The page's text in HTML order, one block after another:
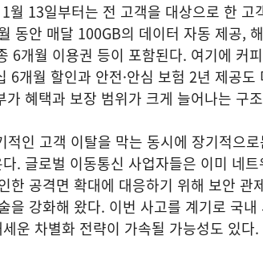
월 13일부터는 전 고객을 대상으로 한 고
동안 매달 100GB의 데이터 자동 제공,
6개월 이용권 등이 포함된다. 여기에 커
6개월 할인과 안전·안심 보험 2년 제공도
혜택과 보장 범위가 크게 늘어나는 구
인 고객 이탈을 막는 동시에 장기적으
. 글로벌 이동통신 사업자들은 이미 네
한 공격면 확대에 대응하기 위해 보안 관
을 강화해 왔다. 이번 사고를 계기로 국내
운 차별화 전략이 가속될 가능성도 있다.